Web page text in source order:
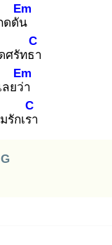
ดดัน
Em
ศรัทธา
C
ยว่า
Em
รักเรา
C
G